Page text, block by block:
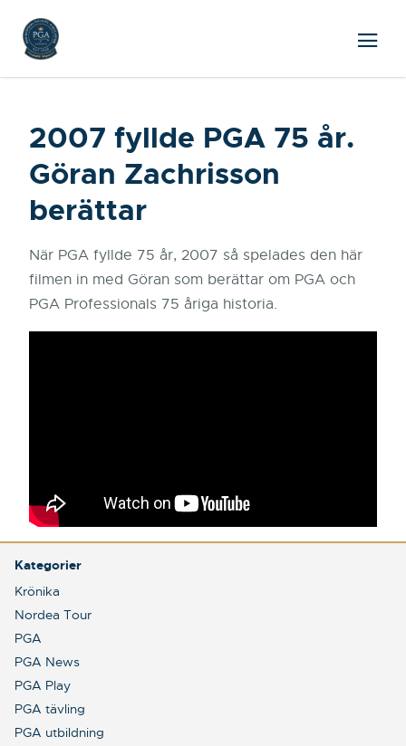
2007 fyllde PGA 75 år.
Göran Zachrisson
berättar
När PGA fyllde 75 år, 2007 så spelades den här
filmen in med Göran som berättar om PGA och
PGA Professionals 75 åriga historia.
Kategorier
Krönika
Nordea Tour
PGA
PGA News
PGA Play
PGA tävling
PGA utbildning